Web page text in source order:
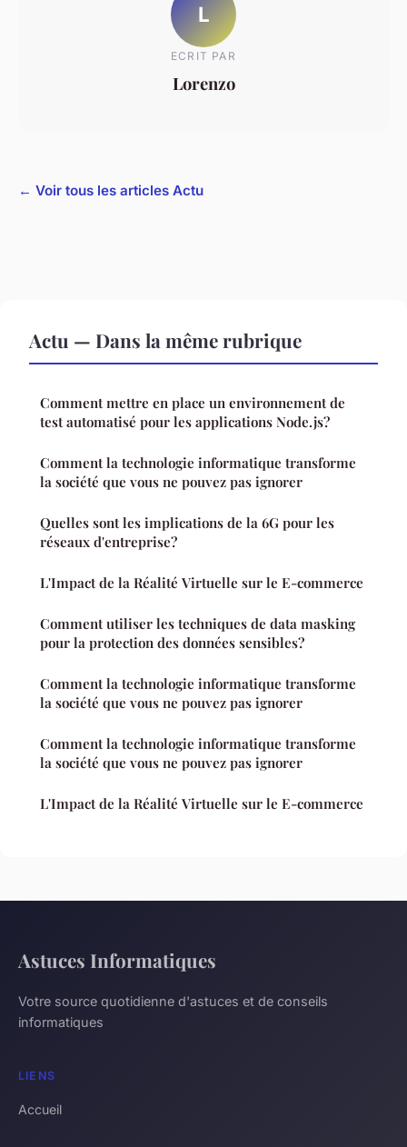
L
ECRIT PAR
Lorenzo
← Voir tous les articles Actu
Actu — Dans la même rubrique
Comment mettre en place un environnement de
test automatisé pour les applications Node.js?
Comment la technologie informatique transforme
la société que vous ne pouvez pas ignorer
Quelles sont les implications de la 6G pour les
réseaux d'entreprise?
L'Impact de la Réalité Virtuelle sur le E-commerce
Comment utiliser les techniques de data masking
pour la protection des données sensibles?
Comment la technologie informatique transforme
la société que vous ne pouvez pas ignorer
Comment la technologie informatique transforme
la société que vous ne pouvez pas ignorer
L'Impact de la Réalité Virtuelle sur le E-commerce
Astuces Informatiques
Votre source quotidienne d'astuces et de conseils
informatiques
LIENS
Accueil